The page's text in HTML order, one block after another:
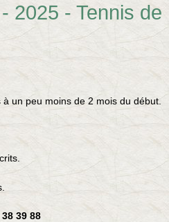
2025 - Tennis de
un peu moins de 2 mois du début.
39 88